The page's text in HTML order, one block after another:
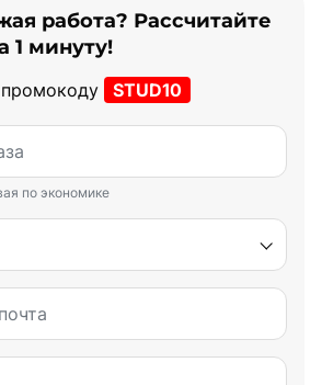
работа? Рассчитайте
1 минуту!
STUD10
по экономике